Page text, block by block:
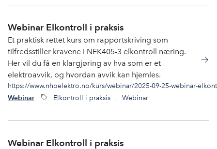
Webinar Elkontroll i praksis
Et praktisk rettet kurs om rapportskriving som
tilfredsstiller kravene i NEK405-3 elkontroll næring.
Her vil du få en klargjøring av hva som er et
elektroavvik, og hvordan avvik kan hjemles.
https://www.nhoelektro.no/kurs/webinar/2025-09-25-webinar-
Webinar Elkontroll i praksis , Webinar
Webinar Elkontroll i praksis